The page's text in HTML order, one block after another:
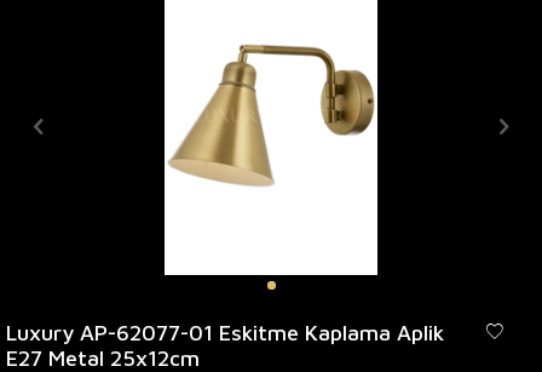
Luxury AP-62077-01 Eskitme Kaplama Aplik
E27 Metal 25x12cm